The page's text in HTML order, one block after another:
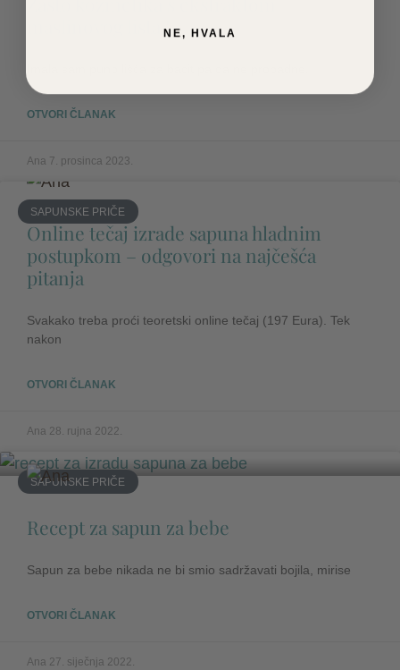
maslinovog lista?
OTVORI ČLANAK
Ana 7. prosinca 2023.
SAPUNSKE PRIČE
Online tečaj izrade sapuna hladnim
postupkom – odgovori na najčešća
pitanja
Svakako treba proći teoretski online tečaj (197 Eura). Tek
nakon
OTVORI ČLANAK
Ana 28. rujna 2022.
SAPUNSKE PRIČE
Recept za sapun za bebe
Sapun za bebe nikada ne bi smio sadržavati bojila, mirise
OTVORI ČLANAK
Ana 27. siječnja 2022.
NE, HVALA